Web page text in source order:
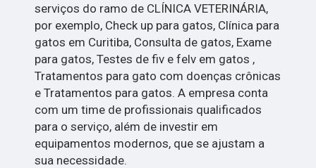
serviços do ramo de CLÍNICA VETERINÁRIA,
por exemplo, Check up para gatos, Clínica para
gatos em Curitiba, Consulta de gatos, Exame
para gatos, Testes de fiv e felv em gatos ,
Tratamentos para gato com doenças crônicas
e Tratamentos para gatos. A empresa conta
com um time de profissionais qualificados
para o serviço, além de investir em
equipamentos modernos, que se ajustam a
sua necessidade.